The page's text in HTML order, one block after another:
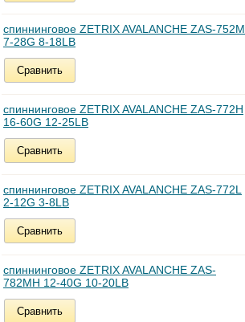
спиннинговое ZETRIX AVALANCHE ZAS-752M
7-28G 8-18LB
Сравнить
спиннинговое ZETRIX AVALANCHE ZAS-772H
16-60G 12-25LB
Сравнить
спиннинговое ZETRIX AVALANCHE ZAS-772L
2-12G 3-8LB
Сравнить
спиннинговое ZETRIX AVALANCHE ZAS-
782MH 12-40G 10-20LB
Сравнить